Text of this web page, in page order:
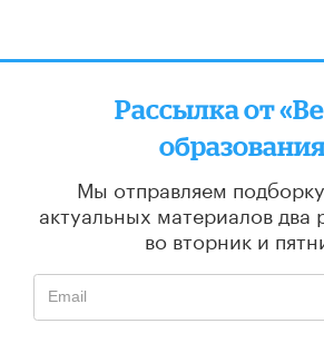
Рассылка от
Мы отправляем
актуальных материалов два
во вторник и